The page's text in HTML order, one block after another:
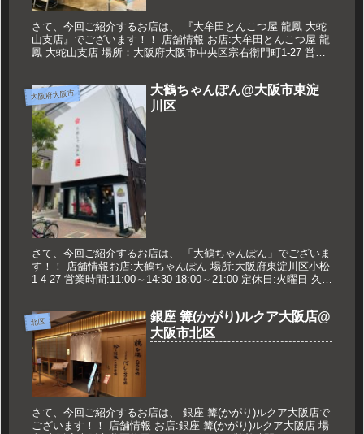
さて、今回ご紹介するお店は、 『大牟田とんこつ屋 龍鳳 大蛇
山支店』でございます！！ 店舗情報 お店:大牟田とんこつ屋 龍
鳳 大蛇山支店 場所：大阪府大阪市中央区宗右衛門町1-27 営業
大阪府大阪市
大鶴ちゃんぽん@大阪市東淀
川区
さて、今回ご紹介するお店は、 「大鶴ちゃんぽん」でございま
す！！ 店舗情報お店:大鶴ちゃんぽん 場所:大阪府東淀川区小松
1-4-27 営業時間:11:00～14:30 18:00～21:00 定休日:火曜日 久世
北区
銀座 篝(かがり)ルクア大阪店@
大阪市北区
さて、今回ご紹介するお店は、 銀座 篝(かがり)ルクア大阪店で
ございます！！ 店舗情報 お店:銀座 篝(かがり)ルクア大阪店 場